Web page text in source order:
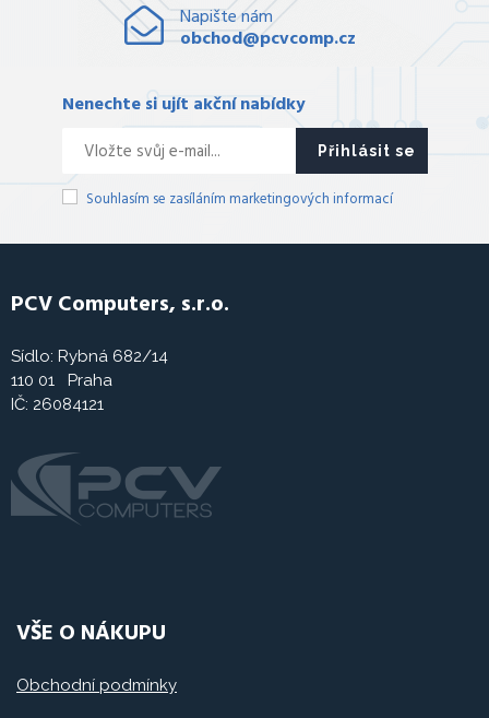
Napište nám
obchod@pcvcomp.cz
Nenechte si ujít akční nabídky
Přihlásit se
Souhlasím se zasíláním marketingových informací
PCV Computers, s.r.o.
Sídlo: Rybná 682/14
110 01 Praha
IČ: 26084121
VŠE O NÁKUPU
Obchodní podmínky